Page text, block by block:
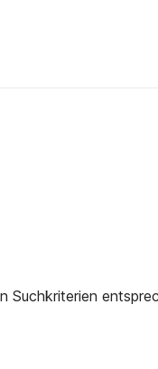
Suchkriterien